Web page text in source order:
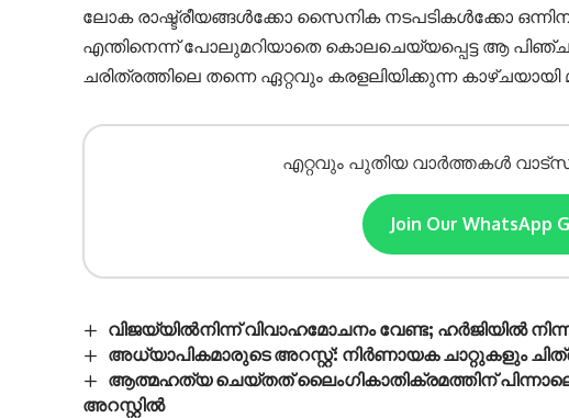
ലോക രാഷ്ട്രീയങ്ങൾക്കോ സൈനിക നടപടികൾക്കോ
എന്തിനെന്ന് പോലുമറിയാതെ കൊലചെയ്യപ്പെട്ട ആ
ചരിത്രത്തിലെ തന്നെ ഏറ്റവും കരളലിയിക്കുന്ന കാഴ്ചയായി
എറ്റവും പുതിയ വാർത്തകൾ
Join Our WhatsApp
വിജയ്‌യിൽനിന്ന് വിവാഹമോചനം വേണ്ട; ഹർജിയിൽ നിന്ന്
അധ്യാപികമാരുടെ അറസ്റ്റ്: നിർണായക ചാറ്റുകളും
ആത്മഹത്യ ചെയ്തത് ലൈംഗികാതിക്രമത്തിന്
അറസ്റ്റിൽ